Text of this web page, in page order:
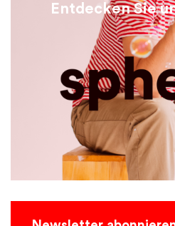
Entdecken Sie